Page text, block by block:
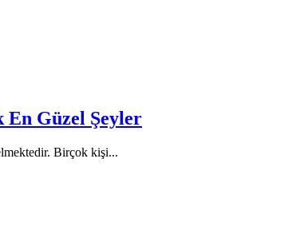
En Güzel Şeyler
Birçok kişi...